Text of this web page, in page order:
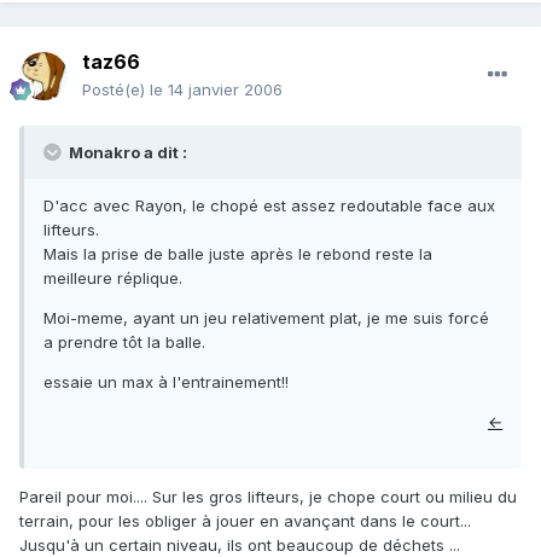
taz66
Posté(e) le 14 janvier 2006
Monakro a dit :
D'acc avec Rayon, le chopé est assez redoutable face aux
lifteurs.
Mais la prise de balle juste après le rebond reste la
meilleure réplique.
Moi-meme, ayant un jeu relativement plat, je me suis forcé
a prendre tôt la balle.
essaie un max à l'entrainement!!
←
Pareil pour moi.... Sur les gros lifteurs, je chope court ou milieu du
terrain, pour les obliger à jouer en avançant dans le court...
Jusqu'à un certain niveau, ils ont beaucoup de déchets ...